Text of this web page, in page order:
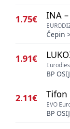
1.75€ INA
Čepin
1.91€
BP
2.11€ Tifon
EVO
BP